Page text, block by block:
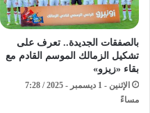
بالصفقات الجديدة.. تعرف على
تشكيل الزمالك الموسم القادم مع
بقاء «زيزو»
الإثنين - 1 ديسمبر - 2025 / 7:28
مساءً